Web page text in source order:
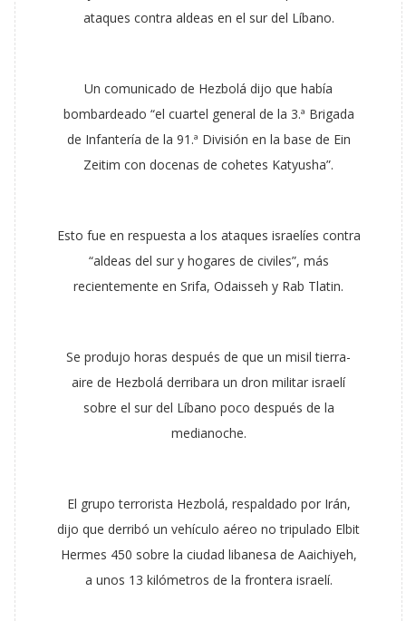
ataques contra aldeas en el sur del Líbano.
Un comunicado de Hezbolá dijo que había
bombardeado “el cuartel general de la 3.ª Brigada
de Infantería de la 91.ª División en la base de Ein
Zeitim con docenas de cohetes Katyusha”.
Esto fue en respuesta a los ataques israelíes contra
“aldeas del sur y hogares de civiles”, más
recientemente en Srifa, Odaisseh y Rab Tlatin.
Se produjo horas después de que un misil tierra-
aire de Hezbolá derribara un dron militar israelí
sobre el sur del Líbano poco después de la
medianoche.
El grupo terrorista Hezbolá, respaldado por Irán,
dijo que derribó un vehículo aéreo no tripulado Elbit
Hermes 450 sobre la ciudad libanesa de Aaichiyeh,
a unos 13 kilómetros de la frontera israelí.